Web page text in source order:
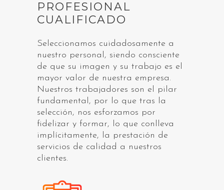
PROFESIONAL
CUALIFICADO
Seleccionamos cuidadosamente a
nuestro personal, siendo consciente
de que su imagen y su trabajo es el
mayor valor de nuestra empresa.
Nuestros trabajadores son el pilar
fundamental, por lo que tras la
selección, nos esforzamos por
fidelizar y formar, lo que conlleva
implícitamente, la prestación de
servicios de calidad a nuestros
clientes.